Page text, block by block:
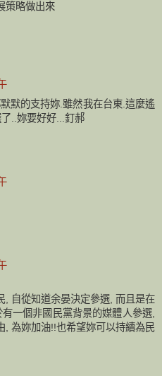
策略做出來
默的支持妳.雖然我在台東.這麼遙
..妳要好好...釘郝
, 自從知道余晏決定參選, 而且是在
一個非國民黨背景的媒體人參選,
, 為妳加油!!也希望妳可以持續為民